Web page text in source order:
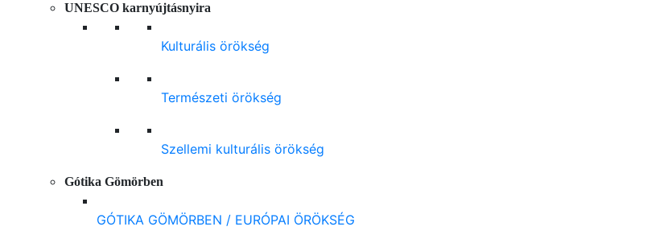
UNESCO karnyújtásnyira
Kulturális örökség
Természeti örökség
Szellemi kulturális örökség
Gótika Gömörben
GÓTIKA GÖMÖRBEN / EURÓPAI ÖRÖKSÉG